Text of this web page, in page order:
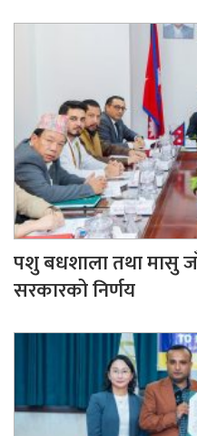
पशु बधशाला तथा मासु
सरकारको निर्णय